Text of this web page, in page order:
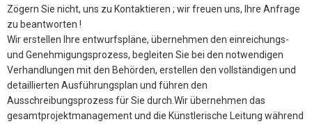
Zögern Sie nicht, uns zu Kontaktieren ; wir freuen uns, Ihre Anfrage
zu beantworten !
Wir erstellen Ihre entwurfspläne, übernehmen den einreichungs-
und Genehmigungsprozess, begleiten Sie bei den notwendigen
Verhandlungen mit den Behörden, erstellen den vollständigen und
detaillierten Ausführungsplan und führen den
Ausschreibungsprozess für Sie durch.Wir übernehmen das
gesamtprojektmanagement und die Künstlerische Leitung während